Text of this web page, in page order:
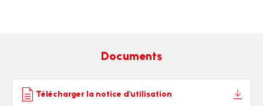
Documents
Télécharger la notice d'utilisation